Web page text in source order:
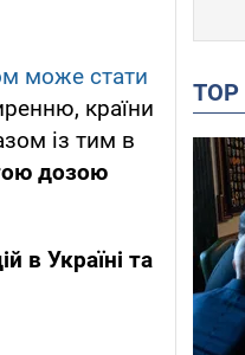
може стати
країни
із тим в
дозою
в Україні та